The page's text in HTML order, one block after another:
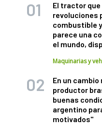
El tractor que
revoluciones
combustible
parece una
el mundo,
Maquinarias y
En un
productor
buenas
argentino
motivados"